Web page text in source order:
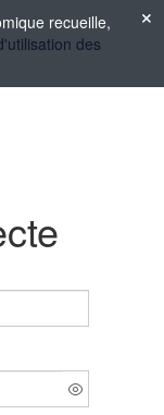
recueille,
des